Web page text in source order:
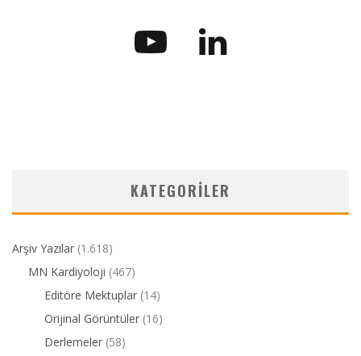
KATEGORILER
Arşiv Yazılar (1.618)
MN Kardiyoloji (467)
Editöre Mektuplar (14)
Orijinal Görüntüler (16)
Derlemeler (58)